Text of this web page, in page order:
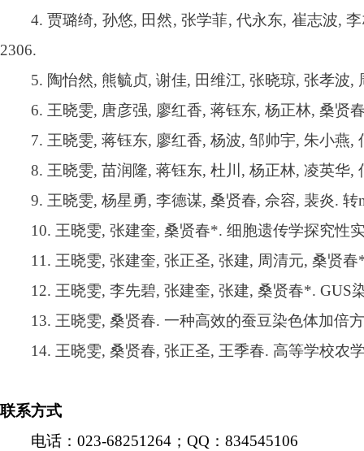
4. 贾璐绮, 孙悠, 田然, 张学菲, 代永东, 崔志波,
2306.
5. 陶怡然, 熊毓贞, 谢佳, 田维江, 张晓琼, 张孝波,
6. 王晓雯, 唐彦强, 廖红香, 蒋钰东, 杨正林, 桑贤
7. 王晓雯, 蒋钰东, 廖红香, 杨波, 邹帅宇, 朱小燕,
8. 王晓雯, 苗润隆, 蒋钰东, 杜川 , 杨正林, 凌英华,
9. 王晓雯, 杨星勇, 李德谋, 桑贤春, 佘容, 裴炎. 转
10. 王晓雯, 张建奎, 桑贤春*. 细胞遗传学探究性
11. 王晓雯, 张建奎, 张正圣, 张建, 周清元, 桑贤春
12. 王晓雯, 李先碧, 张建奎, 张建, 桑贤春*. GUS
13. 王晓雯, 桑贤春. 一种高效的蚕豆染色体加倍
14. 王晓雯, 桑贤春, 张正圣, 王季春. 高等学校农
联系方式
电话： 023-68251264； QQ ： 834545106